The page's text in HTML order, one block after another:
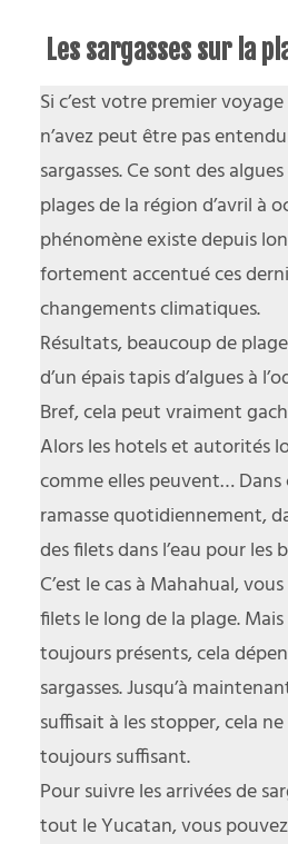
Les sargasses sur la
Si c’est votre premier
n’avez peut être pas
sargasses. Ce sont des
plages de la région d’avril à
phénomène existe depuis
fortement accentué ces
changements climatiques.
Résultats, beaucoup de
d’un épais tapis d’algues à
Bref, cela peut vraiment
Alors les hotels et autorités
comme elles peuvent…
ramasse quotidiennement,
des filets dans l’eau pour les
C’est le cas à Mahahual,
filets le long de la plage.
toujours présents, cela
sargasses. Jusqu’à
suffisait à les stopper, cela
toujours suffisant.
Pour suivre les arrivées de
tout le Yucatan, vous pouvez